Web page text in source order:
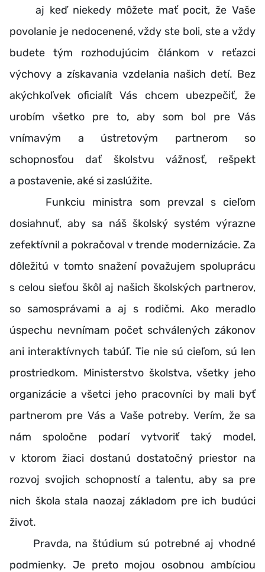
aj keď niekedy môžete mať pocit, že Vaše
povolanie je nedocenené, vždy ste boli, ste a vždy
budete tým rozhodujúcim článkom v reťazci
výchovy a získavania vzdelania našich detí. Bez
akýchkoľvek oficialít Vás chcem ubezpečiť, že
urobím všetko pre to, aby som bol pre Vás
vnímavým a ústretovým partnerom so
schopnosťou dať školstvu vážnosť, rešpekt
a postavenie, aké si zaslúžite.
Funkciu ministra som prevzal s cieľom
dosiahnuť, aby sa náš školský systém výrazne
zefektívnil a pokračoval v trende modernizácie. Za
dôležitú v tomto snažení považujem spoluprácu
s celou sieťou škôl aj našich školských partnerov,
so samosprávami a aj s rodičmi. Ako meradlo
úspechu nevnímam počet schválených zákonov
ani interaktívnych tabúľ. Tie nie sú cieľom, sú len
prostriedkom. Ministerstvo školstva, všetky jeho
organizácie a všetci jeho pracovníci by mali byť
partnerom pre Vás a Vaše potreby. Verím, že sa
nám spoločne podarí vytvoriť taký model,
v ktorom žiaci dostanú dostatočný priestor na
rozvoj svojich schopností a talentu, aby sa pre
nich škola stala naozaj základom pre ich budúci
život.
Pravda, na štúdium sú potrebné aj vhodné
podmienky. Je preto mojou osobnou ambíciou